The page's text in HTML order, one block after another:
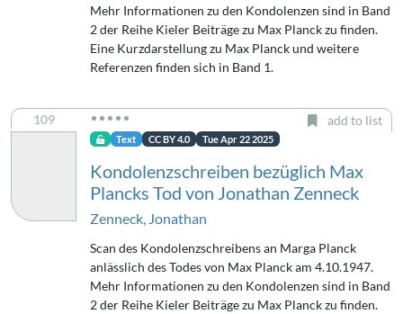
Mehr Informationen zu den Kondolenzen sind in Band
2 der Reihe Kieler Beiträge zu Max Planck zu finden.
Eine Kurzdarstellung zu Max Planck und weitere
Referenzen finden sich in Band 1.
109 add to list
Text CC BY 4.0 Tue Apr 22 2025
Kondolenzschreiben bezüglich Max
Plancks Tod von Jonathan Zenneck
Zenneck, Jonathan
Scan des Kondolenzschreibens an Marga Planck
anlässlich des Todes von Max Planck am 4.10.1947.
Mehr Informationen zu den Kondolenzen sind in Band
2 der Reihe Kieler Beiträge zu Max Planck zu finden.